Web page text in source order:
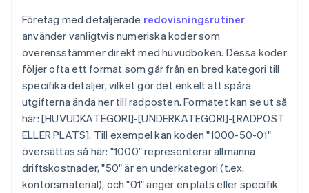
Företag med detaljerade redovisningsrutiner
använder vanligtvis numeriska koder som
överensstämmer direkt med huvudboken. Dessa koder
följer ofta ett format som går från en bred kategori till
specifika detaljer, vilket gör det enkelt att spåra
utgifterna ända ner till radposten. Formatet kan se ut så
här: [HUVUDKATEGORI]-[UNDERKATEGORI]-[RADPOST
ELLER PLATS]. Till exempel kan koden "1000-50-01"
översättas så här: "1000" representerar allmänna
driftskostnader, "50" är en underkategori (t.ex.
kontorsmaterial), och "01" anger en plats eller specifik